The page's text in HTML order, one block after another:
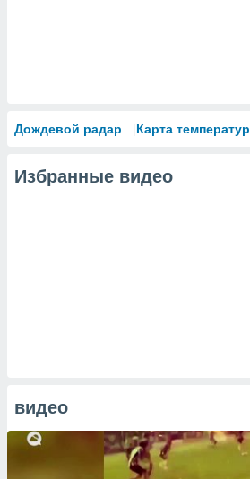
Дождевой радар Карта температур
Избранные видео
видео